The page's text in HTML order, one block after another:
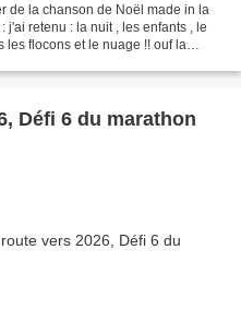
de la chanson de Noël made in la
j'ai retenu : la nuit , les enfants , le
les flocons et le nuage !! ouf la
Défi 6 du marathon